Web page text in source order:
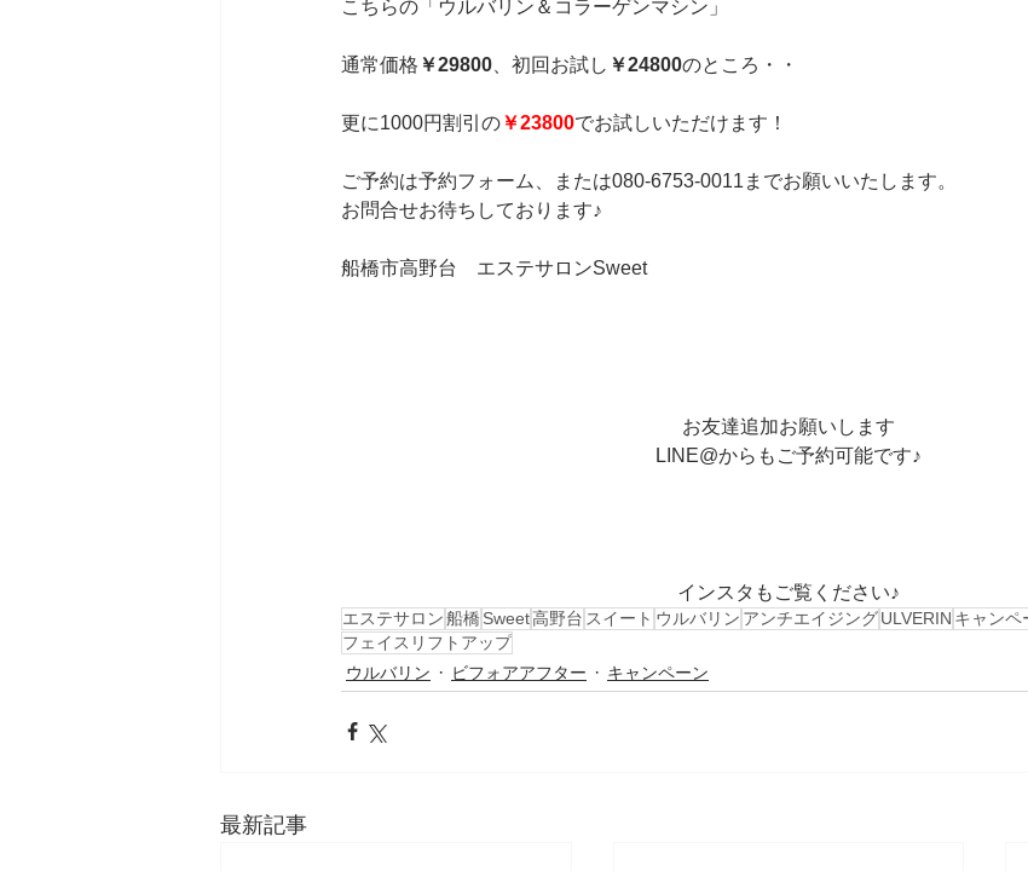
こちらの「ウルバリン＆コラーゲンマシン」
通常価格 ￥29800 、初回お試し ￥24800のところ・・
更に1000円割引の￥23800でお試しいただけます！
ご予約は予約フォーム、または080-6753-0011までお願いいたします。
お問合せお待ちしております♪
船橋市高野台　エステサロンSweet
お友達追加お願いします
LINE@からもご予約可能です♪
インスタもご覧ください♪
エステサロン船橋 Sweet高野台 スイート ウルバリン アンチエイジングULVERIN キャンペ
フェイスリフトアップ
ウルバリン
ビフォアアフター キャンペーン
最新記事